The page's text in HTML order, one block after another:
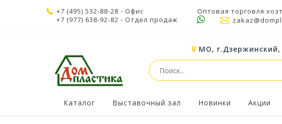
+7 (495) 532-88-28 - Офис
+7 (977) 638-92-82 - Отдел продаж
Оптовая торговля
МО, г.Дзержинский,
Каталог Выставочный зал Новинки Акции